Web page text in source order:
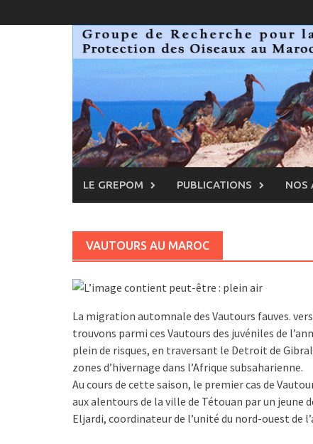
to
LE GREPOM PUBLICATIONS NOS
VAUTOURS AU MAROC
La migration automnale des Vautours fauves.
trouvons parmi ces Vautours des juvéniles de
plein de risques, en traversant le Detroit de
zones d’hivernage dans l’Afrique subsaharienne.
Au cours de cette saison, le premier cas de
aux alentours de la ville de Tétouan par un jeune
Eljardi, coordinateur de l’unité du nord-ouest de